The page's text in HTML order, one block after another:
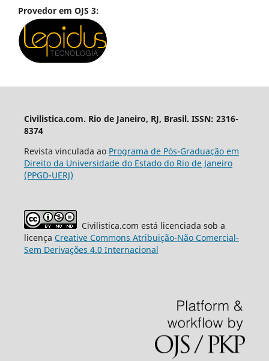
Provedor em OJS 3:
Civilistica.com. Rio de Janeiro, RJ, Brasil. ISSN: 2316-
8374
Revista vinculada ao Programa de Pós-Graduação em
Direito da Universidade do Estado do Rio de Janeiro
(PPGD-UERJ)
Civilistica.com está licenciada sob a
licença CreativeCommons Atribuição-Não Comercial-
Sem Derivações 4.0 Internacional